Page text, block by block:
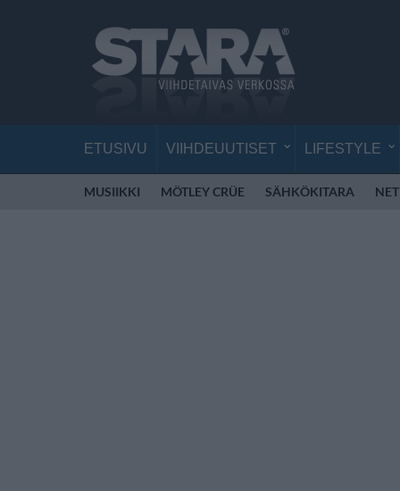
ETUSIVU VIIHDEUUTISET LIFESTYLE
MUSIIKKI MÖTLEY CRÜE SÄHKÖKITARA